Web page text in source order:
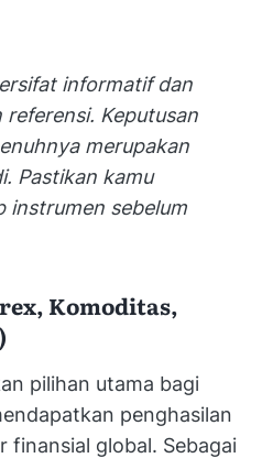
informatif dan
Keputusan
merupakan
Pastikan kamu
instrumen sebelum
Komoditas,
pilihan utama bagi
penghasilan
finansial global. Sebagai